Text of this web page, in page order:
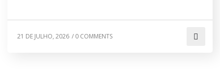
21 DE JULHO, 2026 / 0 COMMENTS